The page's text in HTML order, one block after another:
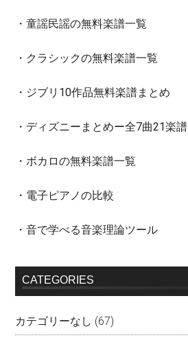
・童謡民謡の無料楽譜一覧
・クラシックの無料楽譜一覧
・ジブリ10作品無料楽譜まとめ
・ディズニーまとめー全7曲21楽譜
・ボカロの無料楽譜一覧
・電子ピアノの比較
・音で学べる音楽理論ツール
CATEGORIES
カテゴリーなし (67)